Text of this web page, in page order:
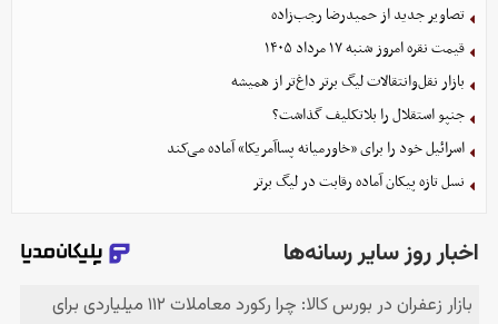
تصاویر جدید از حمیدرضا رجب‌زاده
قیمت نقره امروز شنبه ۱۷ مرداد ۱۴۰۵
بازار نقل‌وانتقالات لیگ برتر داغ‌تر از همیشه
جنپو استقلال را بلاتکلیف گذاشت؟
اسرائیل خود را برای «خاورمیانه پساآمریکا» آماده می‌کند
نسل تازه پیکان آماده رقابت در لیگ برتر